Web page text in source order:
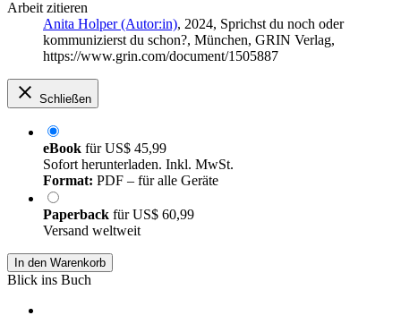
Arbeit zitieren
Anita Holper (Autor:in), 2024, Sprichst du noch oder
kommunizierst du schon?, München, GRIN Verlag,
https://www.grin.com/document/1505887
Schließen
eBook fürUS$ 45,99
Sofort herunterladen. Inkl. MwSt.
Format: PDF – für alle Geräte
Paperback fürUS$ 60,99
Versand weltweit
In den Warenkorb
Blick ins Buch